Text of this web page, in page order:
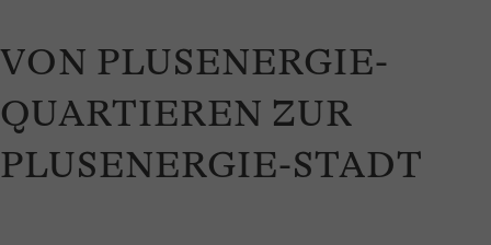
VON PLUSENERGIE-
QUARTIEREN ZUR
PLUSENERGIE-STADT